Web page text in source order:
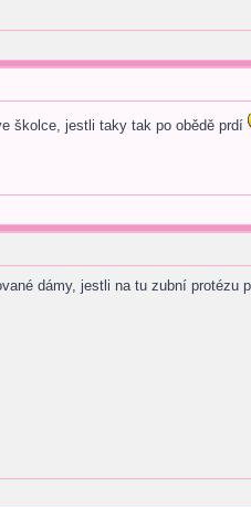
školce, jestli taky tak po obědě prdí
dámy, jestli na tu zubní